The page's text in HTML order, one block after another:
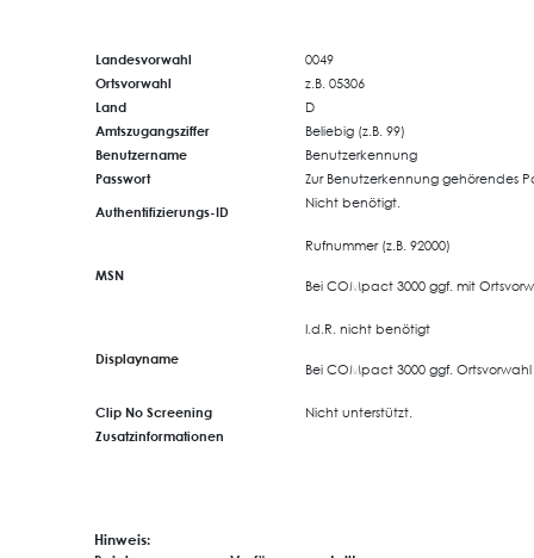
Landesvorwahl
0049
Ortsvorwahl
z.B. 05306
Land
D
Amtszugangsziffer
Beliebig (z.B. 99)
Benutzername
Benutzerkennung
Passwort
Zur Benutzerkennung gehörendes
Authentifizierungs-ID
Nicht benötigt.
MSN
Rufnummer (z.B. 92000)
Bei COMpact 3000 ggf. mit
Displayname
I.d.R. nicht benötigt
Bei COMpact 3000 ggf.
Clip No Screening
Nicht unterstützt.
Zusatzinformationen
Hinweis: